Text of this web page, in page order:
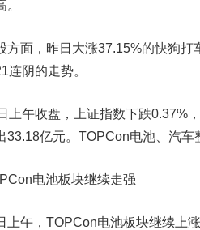
，昨日大涨37.15%的快狗打
连阴的走势。
午收盘，上证指数下跌0.37%，
33.18亿元。TOPCon电池、汽车
电池板块继续走强
，TOPCon电池板块继续上涨